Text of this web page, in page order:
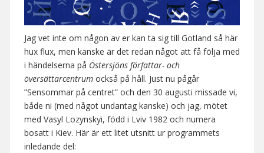
Jag vet inte om någon av er kan ta sig till Gotland så här
hux flux, men kanske är det redan något att få följa med
i händelserna på Östersjöns författar- och
översättarcentrum också på håll. Just nu pågår
”Sensommar på centret” och den 30 augusti missade vi,
både ni (med något undantag kanske) och jag, mötet
med Vasyl Lozynskyi, född i Lviv 1982 och numera
bosatt i Kiev. Här är ett litet utsnitt ur programmets
inledande del: